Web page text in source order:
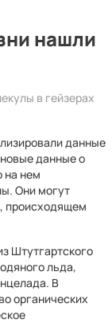
нашли
в гейзерах
данные
данные о
на нем
Они могут
происходящем
Штутгартского
льда,
В
органических